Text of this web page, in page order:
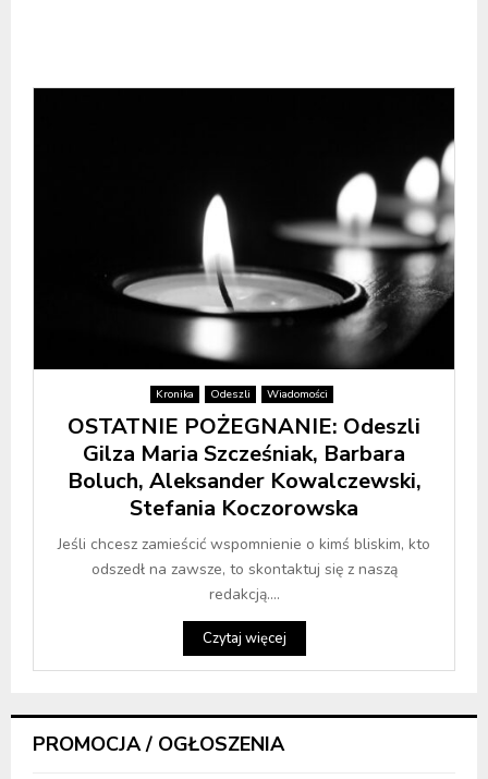
Kronika Odeszli Wiadomości
OSTATNIE POŻEGNANIE: Odeszli
Gilza Maria Szcześniak, Barbara
Boluch, Aleksander Kowalczewski,
Stefania Koczorowska
Jeśli chcesz zamieścić wspomnienie o kimś bliskim, kto
odszedł na zawsze, to skontaktuj się z naszą
redakcją....
Czytaj więcej
PROMOCJA / OGŁOSZENIA